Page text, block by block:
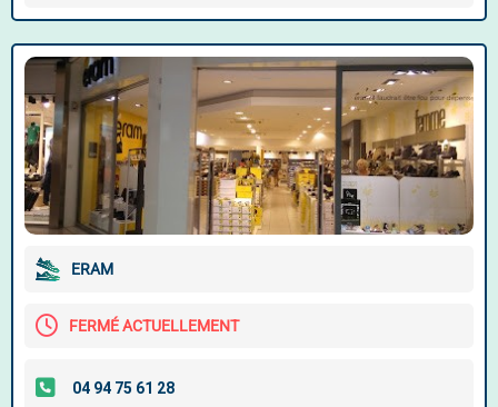
ERAM
FERMÉ ACTUELLEMENT